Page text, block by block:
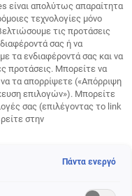
για την ανδρική
να
είναι απολύτως απαραίτητα
τεχνολογίες μόνο
τις προτάσεις
σας ή να
τα ενδιαφέροντά σας και να
προτάσεις. Μπορείτε να
τα απορρίψετε («Απόρριψη
επιλογών»). Μπορείτε
σας (επιλέγοντας το link
στην
Πάντα ενεργό